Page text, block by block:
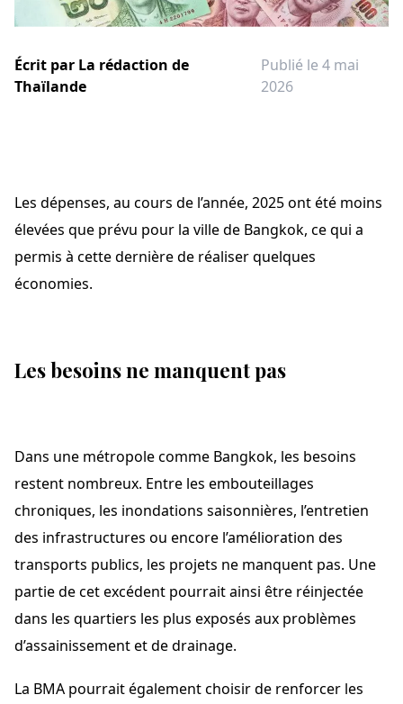
Écrit par La rédaction de
Thaïlande
Publié le 4 mai
2026
Les dépenses, au cours de l’année, 2025 ont été moins
élevées que prévu pour la ville de Bangkok, ce qui a
permis à cette dernière de réaliser quelques
économies.
Les besoins ne manquent pas
Dans une métropole comme Bangkok, les besoins
restent nombreux. Entre les embouteillages
chroniques, les inondations saisonnières, l’entretien
des infrastructures ou encore l’amélioration des
transports publics, les projets ne manquent pas. Une
partie de cet excédent pourrait ainsi être réinjectée
dans les quartiers les plus exposés aux problèmes
d’assainissement et de drainage.
La BMA pourrait également choisir de renforcer les